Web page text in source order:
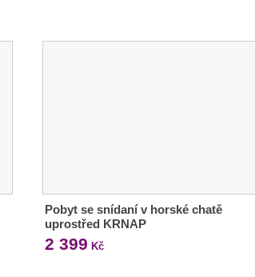
Pobyt se snídaní v horské chatě
uprostřed KRNAP
2 399 Kč